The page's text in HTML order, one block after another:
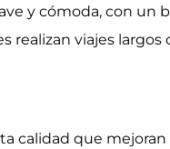
y cómoda, con
viajes
calidad que